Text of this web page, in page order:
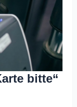
bitte“